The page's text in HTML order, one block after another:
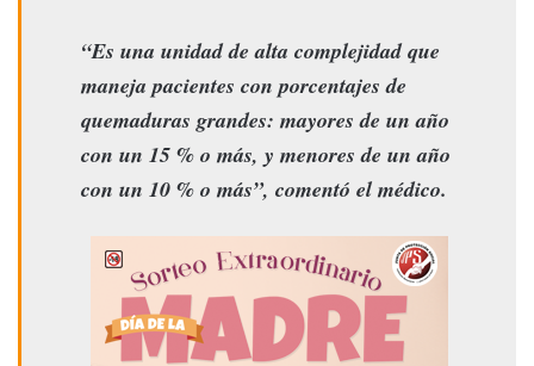
“Es una unidad de alta complejidad que
maneja pacientes con porcentajes de
quemaduras grandes: mayores de un año
con un 15 % o más, y menores de un año
con un 10 % o más”, comentó el médico.